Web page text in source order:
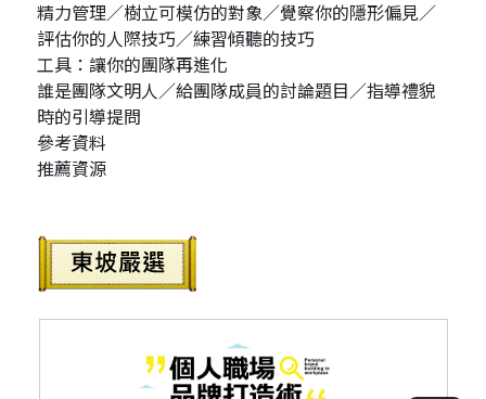
精力管理／樹立可模仿的對象／覺察你的隱形偏見／
評估你的人際技巧／練習傾聽的技巧
工具：讓你的團隊再進化
誰是團隊文明人／給團隊成員的討論題目／指導禮貌
時的引導提問
參考資料
推薦資源